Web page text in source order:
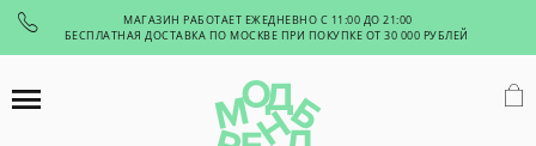
МАГАЗИН РАБОТАЕТ ЕЖЕДНЕВНО С 11:00 ДО 21:00
БЕСПЛАТНАЯ ДОСТАВКА ПО МОСКВЕ ПРИ ПОКУПКЕ ОТ 30 000 РУБЛЕЙ